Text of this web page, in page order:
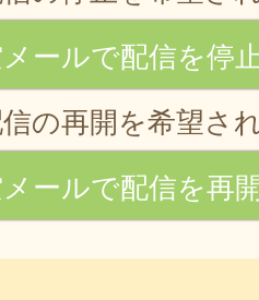
ールで配信を停
の再開を希望さ
ールで配信を再